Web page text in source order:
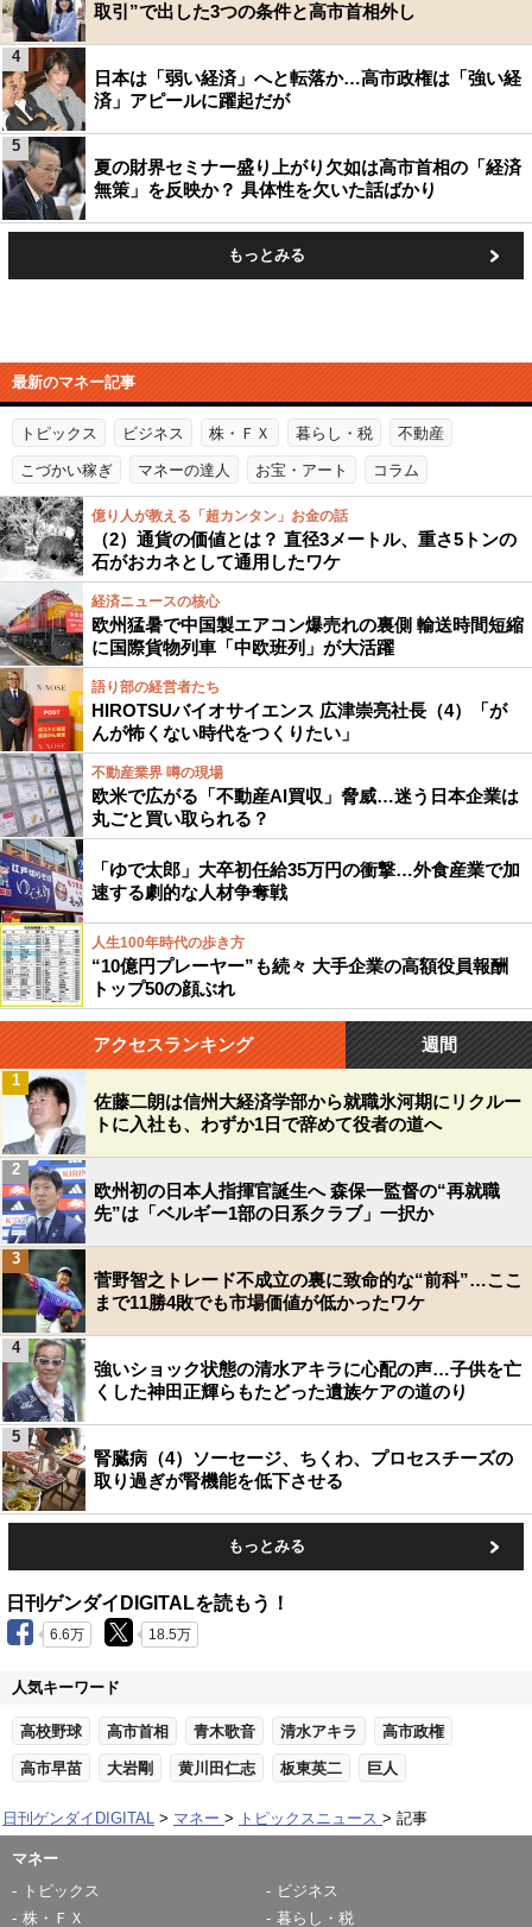
取引”で出した3つの条件と高市首相外し
日本は「弱い経済」へと転落か…高市政権は「強い経
済」アピールに躍起だが
4
夏の財界セミナー盛り上がり欠如は高市首相の「経済
無策」を反映か？ 具体性を欠いた話ばかり
5
もっとみる
最新のマネー記事
トピックス ビジネス 株・ＦＸ 暮らし・税 不動産
こづかい稼ぎ マネーの達人 お宝・アート コラム
億り人が教える「超カンタン」お金の話
（2）通貨の価値とは？ 直径3メートル、重さ5トンの
石がおカネとして通用したワケ
経済ニュースの核心
欧州猛暑で中国製エアコン爆売れの裏側 輸送時間短縮
に国際貨物列車「中欧班列」が大活躍
語り部の経営者たち
HIROTSUバイオサイエンス 広津崇亮社長（4）「が
んが怖くない時代をつくりたい」
不動産業界 噂の現場
欧米で広がる「不動産AI買収」脅威…迷う日本企業は
丸ごと買い取られる？
「ゆで太郎」大卒初任給35万円の衝撃…外食産業で加
速する劇的な人材争奪戦
人生100年時代の歩き方
“10億円プレーヤー”も続々 大手企業の高額役員報酬
トップ50の顔ぶれ
アクセスランキング 週間
佐藤二朗は信州大経済学部から就職氷河期にリクルー
トに入社も、わずか1日で辞めて役者の道へ
1
欧州初の日本人指揮官誕生へ 森保一監督の“再就職
先”は「ベルギー1部の日系クラブ」一択か
2
菅野智之トレード不成立の裏に致命的な“前科”…ここ
まで11勝4敗でも市場価値が低かったワケ
3
強いショック状態の清水アキラに心配の声…子供を亡
くした神田正輝らもたどった遺族ケアの道のり
4
腎臓病（4）ソーセージ、ちくわ、プロセスチーズの
取り過ぎが腎機能を低下させる
5
もっとみる
日刊ゲンダイDIGITALを読もう！
6.6万 18.5万
人気キーワード
高校野球 高市首相 青木歌音 清水アキラ 高市政権
高市早苗 大岩剛 黄川田仁志 板東英二 巨人
日刊ゲンダイDIGITAL マネー トピックスニュース 記事
マネー
トピックス
ビジネス
株・ＦＸ
暮らし・税